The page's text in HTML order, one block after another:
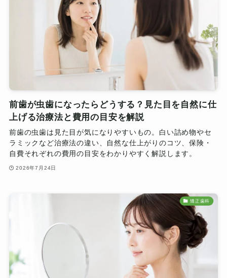
前歯が虫歯になったらどうする？見た目を自然に仕
上げる治療法と費用の目安を解説
前歯の虫歯は見た目が気になりやすいもの。白い詰め物やセ
ラミックなど治療法の違い、自然な仕上がりのコツ、保険・
自費それぞれの費用の目安をわかりやすく解説します。
2026年7月24日
矯正歯科